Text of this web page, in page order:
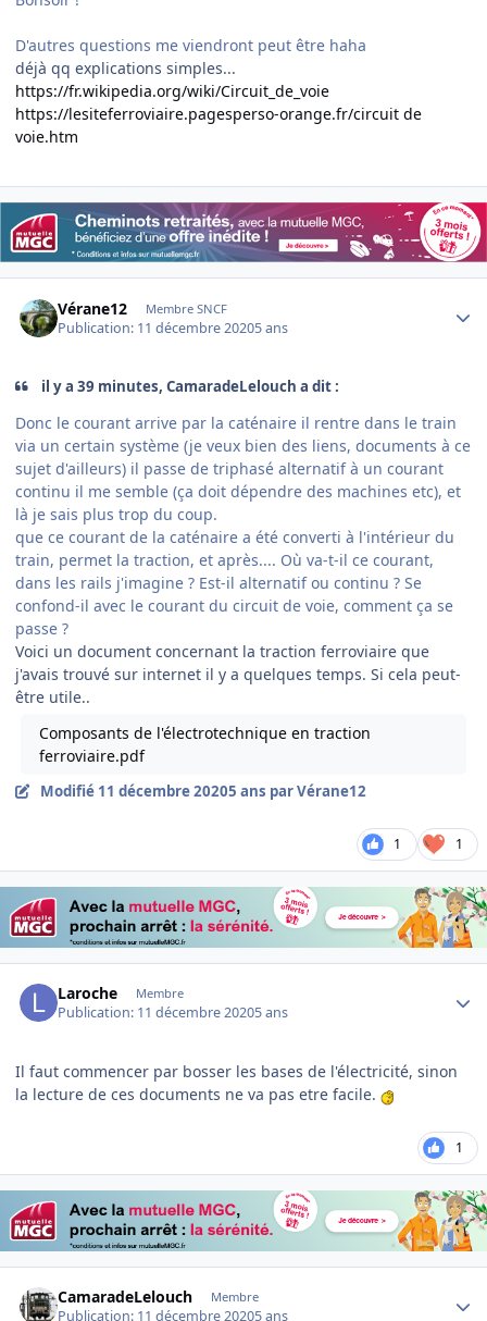
D'autres questions me viendront peut être haha
déjà qq explications simples...
https://fr.wikipedia.org/wiki/Circuit_de_voie
https://lesiteferroviaire.pagesperso-orange.fr/circuit de
voie.htm
Vérane12 Membre SNCF
Publication: 11 décembre 20205 ans
il y a 39 minutes, CamaradeLelouch a dit :
Donc le courant arrive par la caténaire il rentre dans le train
via un certain système (je veux bien des liens, documents à ce
sujet d'ailleurs) il passe de triphasé alternatif à un courant
continu il me semble (ça doit dépendre des machines etc), et
là je sais plus trop du coup.
que ce courant de la caténaire a été converti à l'intérieur du
train, permet la traction, et après.... Où va-t-il ce courant,
dans les rails j'imagine ? Est-il alternatif ou continu ? Se
confond-il avec le courant du circuit de voie, comment ça se
passe ?
Voici un document concernant la traction ferroviaire que
j'avais trouvé sur internet il y a quelques temps. Si cela peut-
être utile..
Composants de l'électrotechnique en traction
ferroviaire.pdf
Modifié 11 décembre 20205 ans par Vérane12
1 1
Laroche Membre
Publication: 11 décembre 20205 ans
Il faut commencer par bosser les bases de l'électricité, sinon
la lecture de ces documents ne va pas etre facile.
1
CamaradeLelouch Membre
Publication: 11 décembre 20205 ans